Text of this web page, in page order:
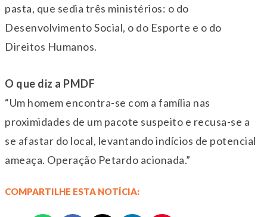
pasta, que sedia três ministérios: o do
Desenvolvimento Social, o do Esporte e o do
Direitos Humanos.
O que diz a PMDF
“Um homem encontra-se com a família nas
proximidades de um pacote suspeito e recusa-se a
se afastar do local, levantando indícios de potencial
ameaça. Operação Petardo acionada.”
COMPARTILHE ESTA NOTÍCIA: